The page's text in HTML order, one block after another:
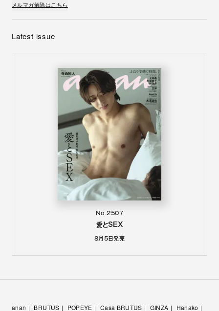
メルマガ解除はこちら
Latest issue
No.2507
愛とSEX
8月5日発売
anan BRUTUS POPEYE Casa BRUTUS GINZA Hanako